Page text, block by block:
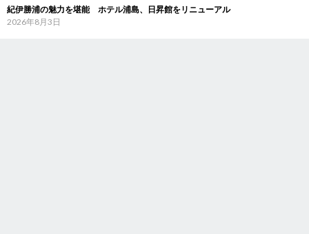
紀伊勝浦の魅力を堪能 ホテル浦島、日昇館をリニューアル
2026年8月3日